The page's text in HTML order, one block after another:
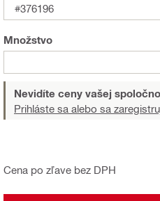
#376196
Množstvo
Nevidíte ceny vašej
Prihláste sa alebo sa
Cena po zľave bez DPH